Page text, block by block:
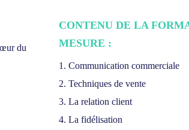
du
CONTENU DE LA
MESURE :
1. Communication commerciale
2. Techniques de vente
3. La relation client
4. La fidélisation